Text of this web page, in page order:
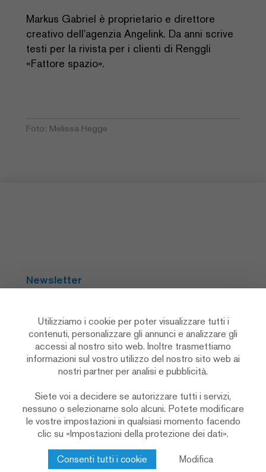
Markus Gabriel è proprietario e direttore
creativo dell'agenzia Angelink. Da anni scrive
testi per la rivista per i clienti di Renggli
«Fattore spazio».
Foto: Melissa Hegge
Newsletter
Social Media
Informativa sulla protezione dei dati
Impostazioni sulla privacy
Cookie Policy
Utilizziamo i cookie per poter visualizzare tutti i
contenuti, personalizzare gli annunci e analizzare gli
accessi al nostro sito web. Inoltre trasmettiamo
informazioni sul vostro utilizzo del nostro sito web ai
nostri partner per analisi e pubblicità.
Siete voi a decidere se autorizzare tutti i servizi,
nessuno o selezionarne solo alcuni. Potete modificare
le vostre impostazioni in qualsiasi momento facendo
clic su «Impostazioni della protezione dei dati».
Consenti tutti i cookie Modifica